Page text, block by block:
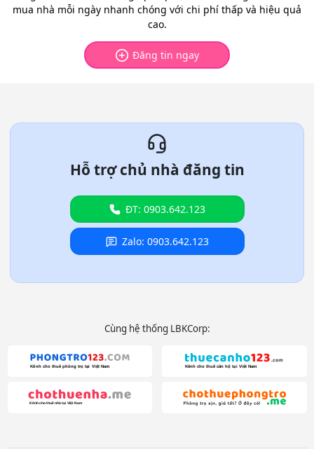
mua nhà mỗi ngày nhanh chóng với chi phí thấp và hiệu quả
cao.
Đăng tin ngay
Hỗ trợ chủ nhà đăng tin
ĐT: 0903.642.123
Zalo: 0903.642.123
Cùng hệ thống LBKCorp: